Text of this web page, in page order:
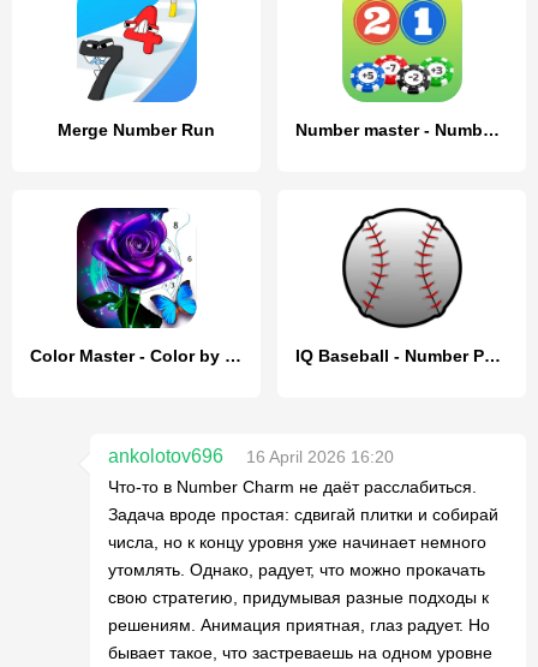
Merge Number Run Number master - Number puzzle
Color Master - Color by Number IQ Baseball - Number Puzzle
ankolotov696
16 April 2026 16:20
Что-то в Number Charm не даёт расслабиться.
Задача вроде простая: сдвигай плитки и собирай
числа, но к концу уровня уже начинает немного
утомлять. Однако, радует, что можно прокачать
свою стратегию, придумывая разные подходы к
решениям. Анимация приятная, глаз радует. Но
бывает такое, что застреваешь на одном уровне